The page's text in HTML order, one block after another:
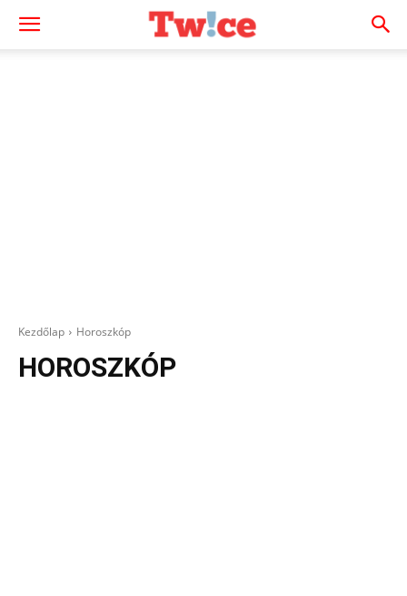
Kezdőlap Horoszkóp
HOROSZKÓP